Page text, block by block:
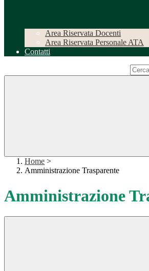
Area Riservata Docenti
Area Riservata Personale ATA
Contatti
Home >
Amministrazione Trasparente
Amministrazione